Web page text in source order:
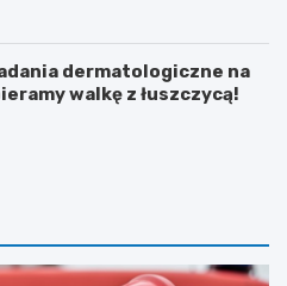
dermatologiczne na
walkę z łuszczycą!